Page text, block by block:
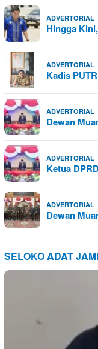
ADVERTORIAL
Hingga
ADVERTORIAL
Kadis
ADVERTORIAL
Dewan
ADVERTORIAL
Ketua
ADVERTORIAL
Dewan
SELOKO ADAT